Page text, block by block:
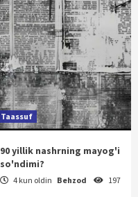
Taassuf
90 yillik nashrning mayog'i
so'ndimi?
4 kun oldin Behzod 197